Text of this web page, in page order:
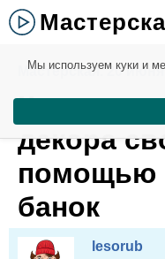
Мастерская. 20 июня
декора
помощью
банок
lesorub
Мы используем куки и